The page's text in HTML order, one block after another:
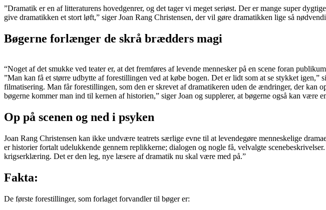
”Dramatik er en af litteraturens hovedgenrer, og det tager vi meget seriøst. Der er mange super
give dramatikken et stort løft,” siger Joan Rang Christensen, der vil gøre dramatikken lige så
Bøgerne forlænger de skrå brædders magi
“Noget af det smukke ved teater er, at det fremføres af levende mennesker på en scene foran
”Man kan få et større udbytte af forestillingen ved at købe bogen. Det er lidt som at se stykket
filmatisering. Man får forestillingen, som den er skrevet af dramatikeren uden de ændringer, der kan
bøgerne kommer man ind til kernen af historien,” siger Joan og supplerer, at bøgerne også kan
Op på scenen og ned i psyken
Joan Rang Christensen kan ikke undvære teatrets særlige evne til at levendegøre menneskelige
er historier fortalt udelukkende gennem replikkerne; dialogen og nogle få, velvalgte
krigserklæring. Det er den leg, nye læsere af dramatik nu skal være med på.”
Fakta:
De første forestillinger, som forlaget forvandler til bøger er: